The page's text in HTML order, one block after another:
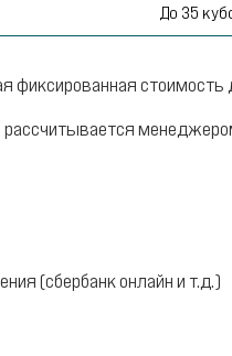
До 35
фиксированная стоимость
(сбербанк онлайн и т.д.)